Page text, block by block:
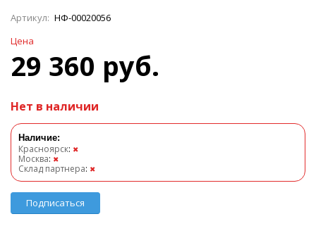
Артикул: НФ-00020056
Цена
29 360 руб.
Нет в наличии
Наличие:
Красноярск: ✖
Москва: ✖
Склад партнера: ✖
Подписаться